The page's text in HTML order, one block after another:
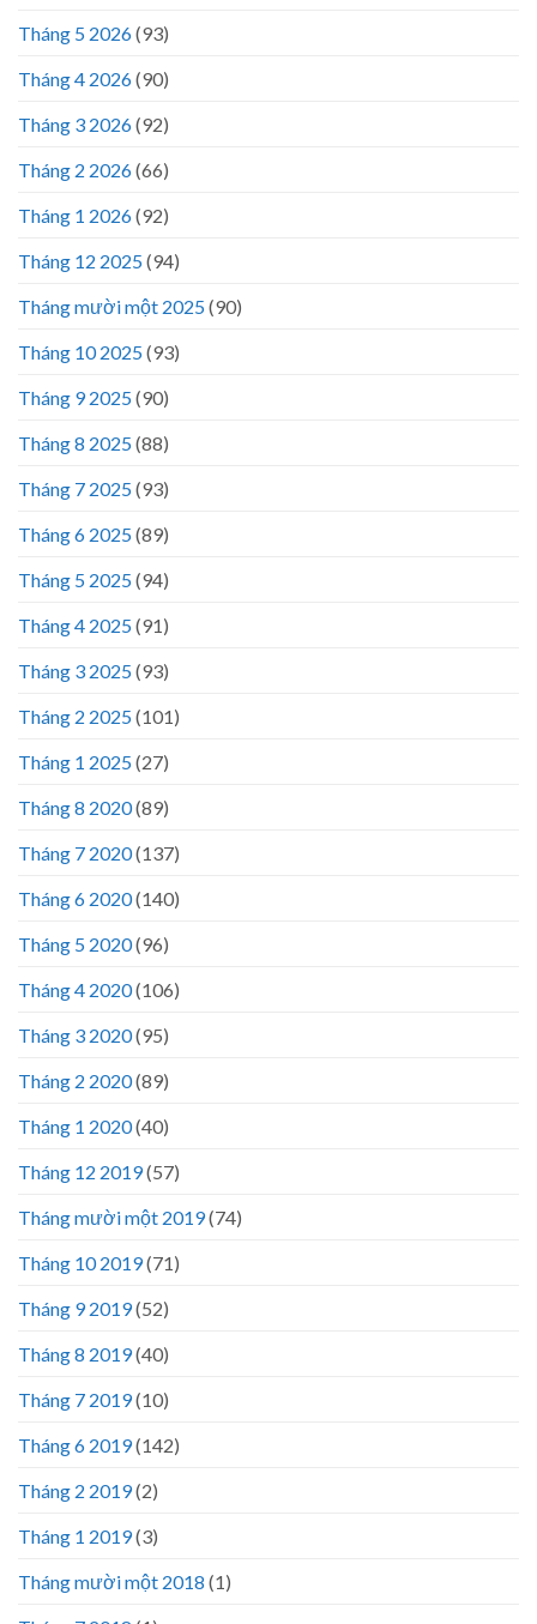
Tháng 5 2026(93)
Tháng 4 2026(90)
Tháng 3 2026(92)
Tháng 2 2026(66)
Tháng 1 2026(92)
Tháng 12 2025(94)
Tháng mười một 2025(90)
Tháng 10 2025(93)
Tháng 9 2025(90)
Tháng 8 2025(88)
Tháng 7 2025(93)
Tháng 6 2025(89)
Tháng 5 2025(94)
Tháng 4 2025(91)
Tháng 3 2025(93)
Tháng 2 2025(101)
Tháng 1 2025(27)
Tháng 8 2020(89)
Tháng 7 2020(137)
Tháng 6 2020(140)
Tháng 5 2020(96)
Tháng 4 2020(106)
Tháng 3 2020(95)
Tháng 2 2020(89)
Tháng 1 2020(40)
Tháng 12 2019(57)
Tháng mười một 2019(74)
Tháng 10 2019(71)
Tháng 9 2019(52)
Tháng 8 2019(40)
Tháng 7 2019(10)
Tháng 6 2019(142)
Tháng 2 2019(2)
Tháng 1 2019(3)
Tháng mười một 2018 (1)